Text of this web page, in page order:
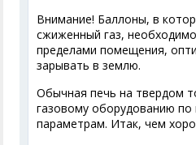
Внимание! Баллоны, в
сжиженный газ,
пределами помещения,
зарывать в землю.
Обычная печь на твердом
газовому оборудованию по
параметрам. Итак, чем